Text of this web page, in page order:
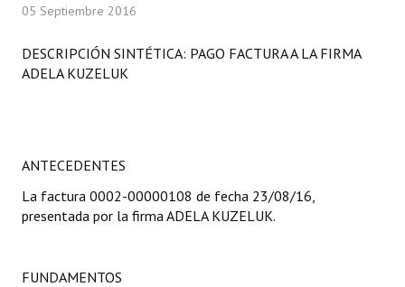
Comisiones Especiales
Concejales Mandato Cumplido
Constitución Nacional
Constitución Provincial
Reglamento Interno
05 Septiembre 2016
DESCRIPCIÓN SINTÉTICA: PAGO FACTURA A LA FIRMA
ADELA KUZELUK
ANTECEDENTES
La factura 0002-00000108 de fecha 23/08/16,
presentada por la firma ADELA KUZELUK.
FUNDAMENTOS